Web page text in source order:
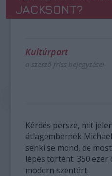
JACKSONT?
Kultúrpart
a szerző friss bejegyzései
Kérdés persze, mit
átlagembernek
senki se mond, de
lépés történt. 350 ezer
modern szentért.